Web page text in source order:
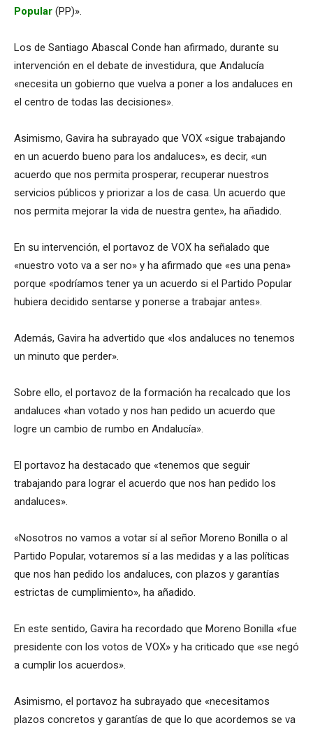
Popular (PP)».
Los de Santiago Abascal Conde han afirmado, durante su
intervención en el debate de investidura, que Andalucía
«necesita un gobierno que vuelva a poner a los andaluces en
el centro de todas las decisiones».
Asimismo, Gavira ha subrayado que VOX «sigue trabajando
en un acuerdo bueno para los andaluces», es decir, «un
acuerdo que nos permita prosperar, recuperar nuestros
servicios públicos y priorizar a los de casa. Un acuerdo que
nos permita mejorar la vida de nuestra gente», ha añadido.
En su intervención, el portavoz de VOX ha señalado que
«nuestro voto va a ser no» y ha afirmado que «es una pena»
porque «podríamos tener ya un acuerdo si el Partido Popular
hubiera decidido sentarse y ponerse a trabajar antes».
Además, Gavira ha advertido que «los andaluces no tenemos
un minuto que perder».
Sobre ello, el portavoz de la formación ha recalcado que los
andaluces «han votado y nos han pedido un acuerdo que
logre un cambio de rumbo en Andalucía».
El portavoz ha destacado que «tenemos que seguir
trabajando para lograr el acuerdo que nos han pedido los
andaluces».
«Nosotros no vamos a votar sí al señor Moreno Bonilla o al
Partido Popular, votaremos sí a las medidas y a las políticas
que nos han pedido los andaluces, con plazos y garantías
estrictas de cumplimiento», ha añadido.
En este sentido, Gavira ha recordado que Moreno Bonilla «fue
presidente con los votos de VOX» y ha criticado que «se negó
a cumplir los acuerdos».
Asimismo, el portavoz ha subrayado que «necesitamos
plazos concretos y garantías de que lo que acordemos se va